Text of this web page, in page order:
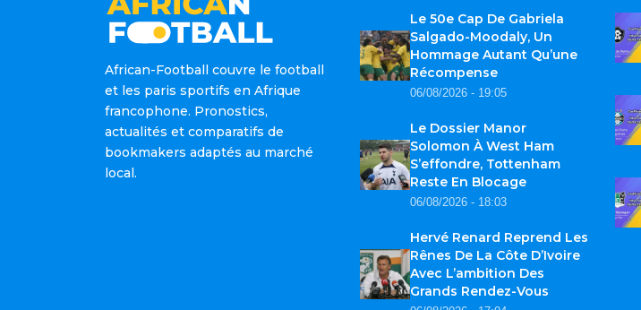
African-Football couvre le football
et les paris sportifs en Afrique
francophone. Pronostics,
actualités et comparatifs de
bookmakers adaptés au marché
local.
Le 50e Cap De Gabriela
Salgado-Moodaly, Un
Hommage Autant Qu’une
Récompense
06/08/2026 - 19:05
Le Dossier Manor
Solomon À West Ham
S’effondre, Tottenham
Reste En Blocage
06/08/2026 - 18:03
Hervé Renard Reprend Les
Rênes De La Côte D’Ivoire
Avec L’ambition Des
Grands Rendez-Vous